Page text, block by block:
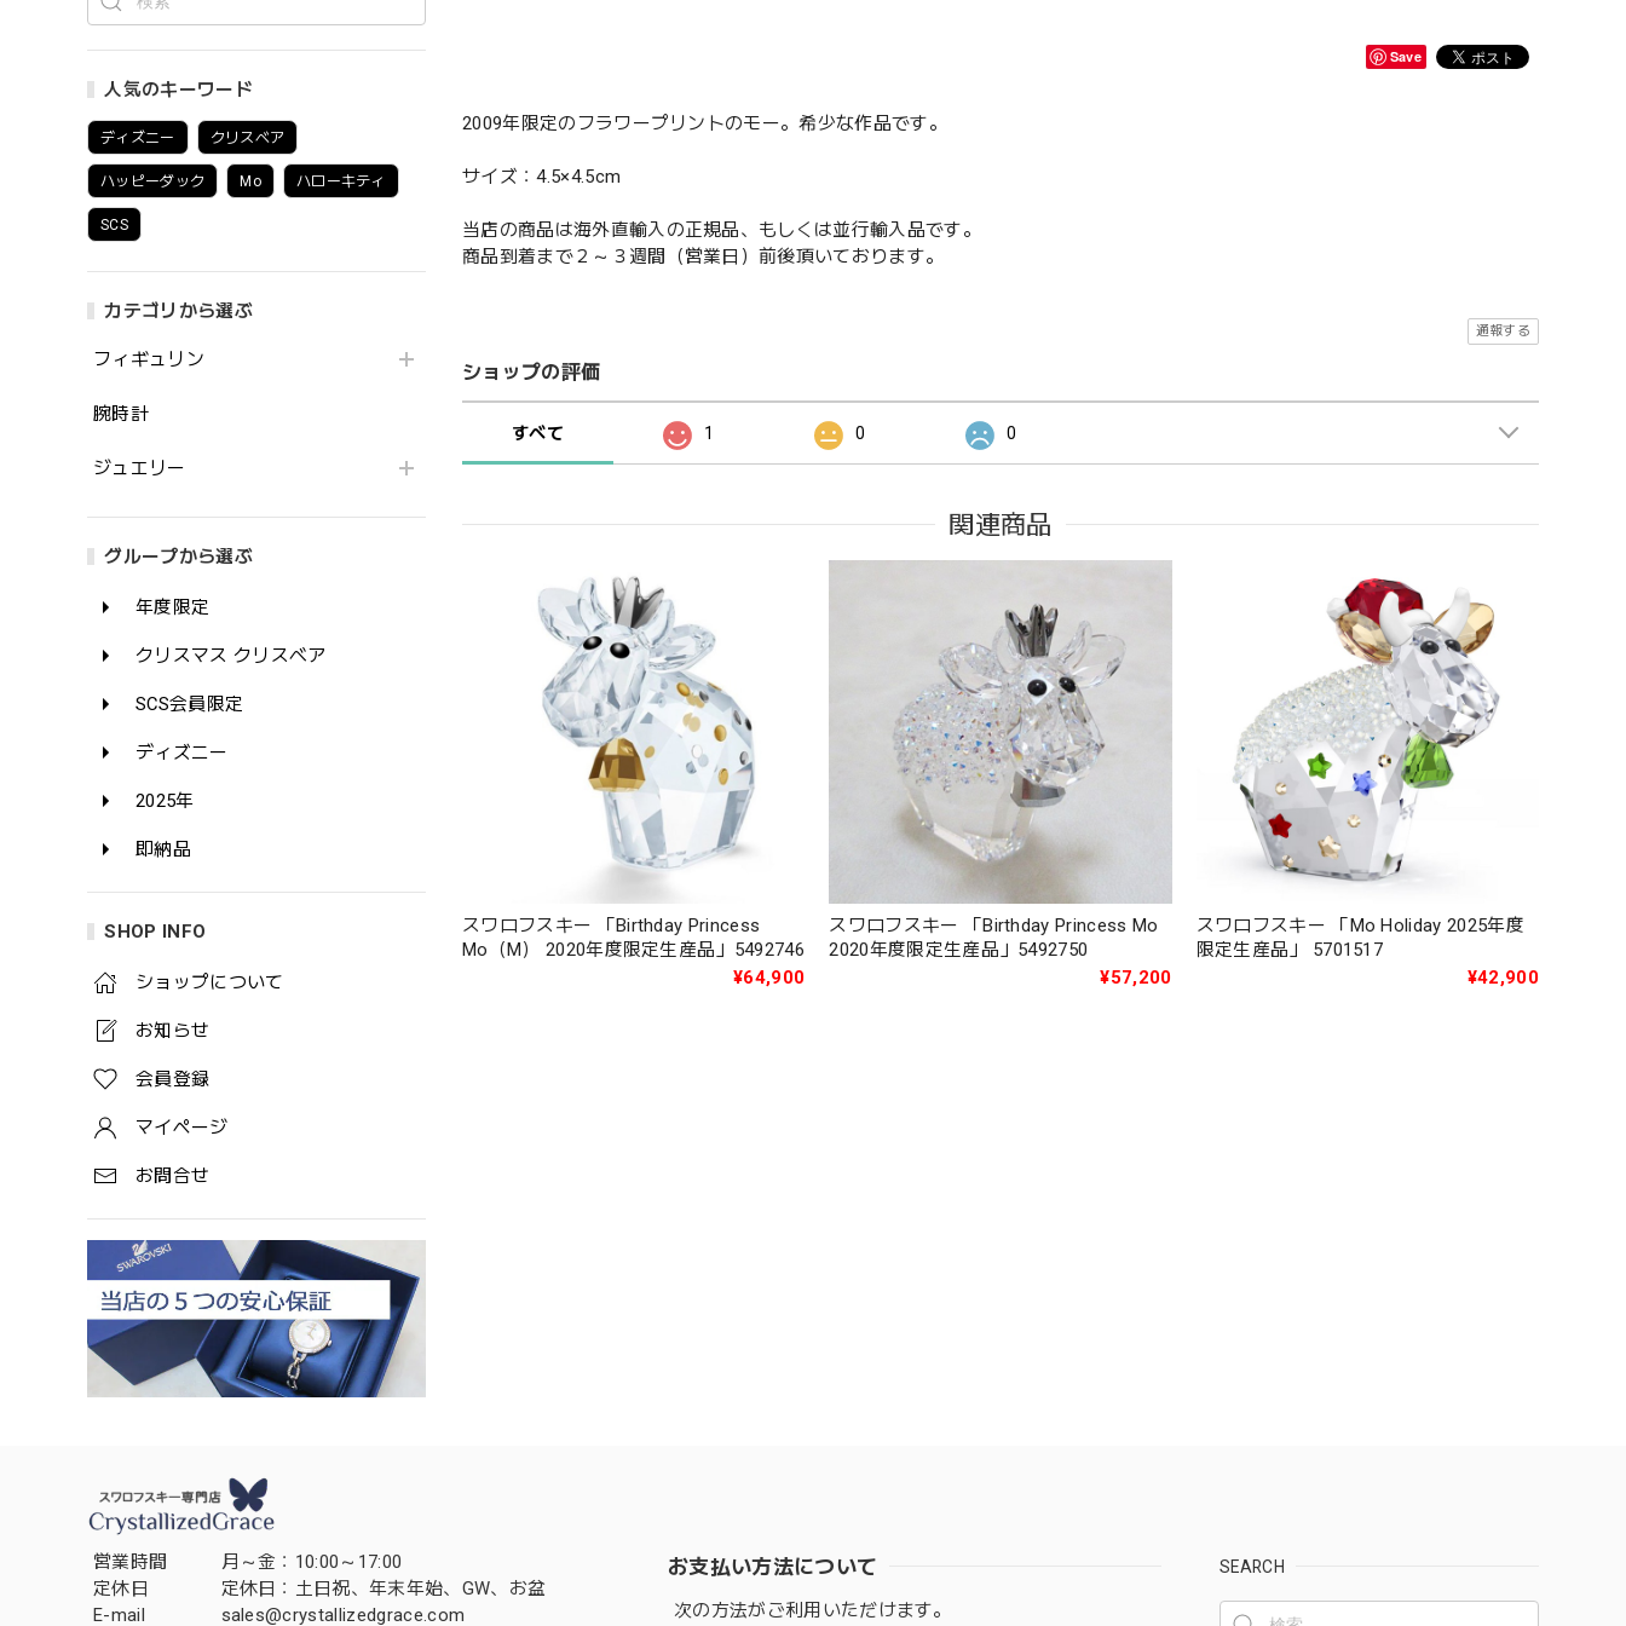
人気のキーワード
ディズニー クリスベア
ハッピーダック Mo ハローキティ
SCS
カテゴリから選ぶ
フィギュリン
腕時計
ジュエリー
グループから選ぶ
年度限定
クリスマス クリスベア
SCS会員限定
ディズニー
2025年
即納品
SHOP INFO
ショップについて
お知らせ
会員登録
マイページ
お問合せ
Save
2009年限定のフラワープリントのモー。希少な作品です。
サイズ：4.5×4.5cm
当店の商品は海外直輸入の正規品、もしくは並行輸入品です。
商品到着まで２～３週間（営業日）前後頂いております。
通報する
ショップの評価
すべて 1 0 0
関連商品
スワロフスキー 「Birthday Princess
Mo（M） 2020年度限定生産品」5492746
¥64,900
スワロフスキー 「Birthday Princess Mo
2020年度限定生産品」5492750
¥57,200
スワロフスキー 「Mo Holiday 2025年度
限定生産品」 5701517
¥42,900
営業時間
月～金：10:00～17:00
定休日
定休日：土日祝、年末年始、GW、お盆
E-mail
sales@crystallizedgrace.com
お支払い方法について
次の方法がご利用いただけます。
SEARCH